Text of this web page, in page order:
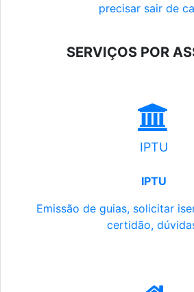
precisar sair de
SERVIÇOS POR
IPTU
IPTU
Emissão de guias, solicitar
certidão,